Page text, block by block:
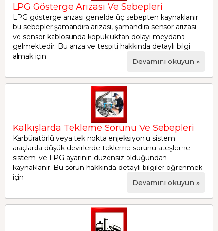
LPG Gösterge Arızası Ve Sebepleri
LPG gösterge arızası genelde üç sebepten kaynaklanır
bu sebepler şamandıra arızası, şamandıra sensör arızası
ve sensör kablosunda kopukluktan dolayı meydana
gelmektedir. Bu arıza ve tespiti hakkında detaylı bilgi
almak için
Devamını okuyun »
Kalkışlarda Tekleme Sorunu Ve Sebepleri
Karbüratörlü veya tek nokta enjeksiyonlu sistem
araçlarda düşük devirlerde tekleme sorunu ateşleme
sistemi ve LPG ayarının düzensiz olduğundan
kaynaklanır. Bu sorun hakkında detaylı bilgiler öğrenmek
için
Devamını okuyun »